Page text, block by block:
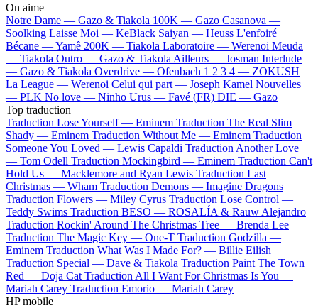
On aime
Notre Dame — Gazo & Tiakola 100K — Gazo Casanova —
Soolking Laisse Moi — KeBlack Saiyan — Heuss L'enfoiré
Bécane —Yamê 200K — Tiakola Laboratoire — Werenoi Meuda
— Tiakola Outro — Gazo & Tiakola Ailleurs — Josman Interlude
— Gazo & Tiakola Overdrive — Ofenbach 1 2 3 4 — ZOKUSH
La League — Werenoi Celui qui part — Joseph Kamel Nouvelles
— PLK No love — Ninho Urus — Favé (FR) DIE — Gazo
Top traduction
Traduction Lose Yourself — Eminem Traduction The Real Slim
Shady — Eminem Traduction Without Me — Eminem Traduction
Someone You Loved — Lewis Capaldi Traduction Another Love
— Tom Odell Traduction Mockingbird — Eminem Traduction Can't
Hold Us — Macklemore and Ryan Lewis Traduction Last
Christmas — Wham Traduction Demons — Imagine Dragons
Traduction Flowers — Miley Cyrus Traduction Lose Control —
Teddy Swims Traduction BESO — ROSALÍA & Rauw Alejandro
Traduction Rockin' Around The Christmas Tree — Brenda Lee
Traduction The Magic Key — One-T Traduction Godzilla —
Eminem Traduction What Was I Made For? — Billie Eilish
Traduction Special — Dave & Tiakola Traduction Paint The Town
Red — Doja Cat Traduction All I Want For Christmas Is You —
Mariah Carey Traduction Emorio — Mariah Carey
HP mobile